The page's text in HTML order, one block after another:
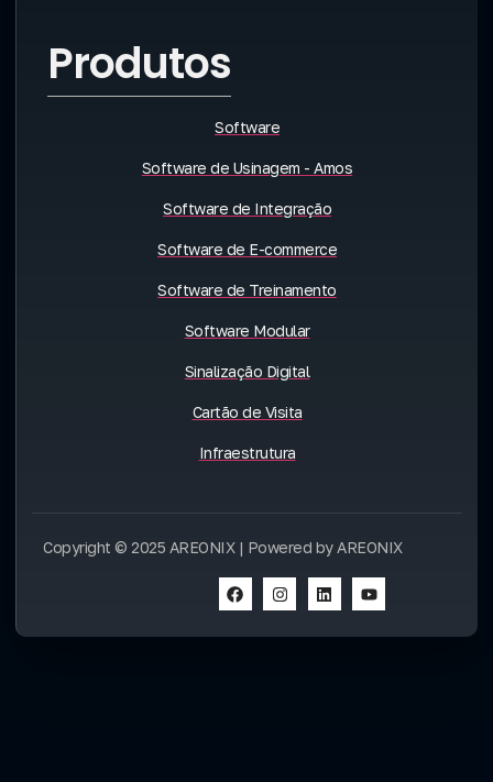
Produtos
Software
Software de Usinagem - Amos
Software de Integração
Software de E-commerce
Software de Treinamento
Software Modular
Sinalização Digital
Cartão de Visita
Infraestrutura
Copyright © 2025 AREONIX | Powered by AREONIX